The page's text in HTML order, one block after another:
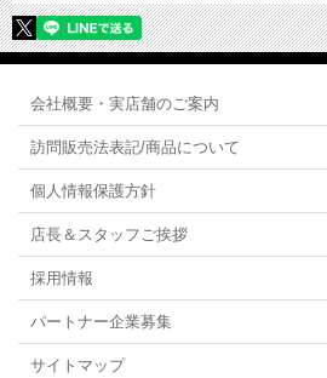
会社概要・実店舗のご案内
訪問販売法表記/商品について
個人情報保護方針
店長＆スタッフご挨拶
採用情報
パートナー企業募集
サイトマップ